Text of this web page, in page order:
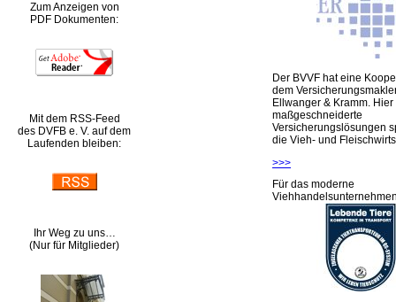
Zum Anzeigen von
PDF Dokumenten:
Mit dem RSS-Feed
des DVFB e. V. auf dem
Laufenden bleiben:
Ihr Weg zu uns…
(Nur für Mitglieder)
Der BVVF hat eine
dem
Ellwanger & Kramm.
maßgeschneiderte
Versicherungslösungen
die Vieh- und
>>>
Für das moderne